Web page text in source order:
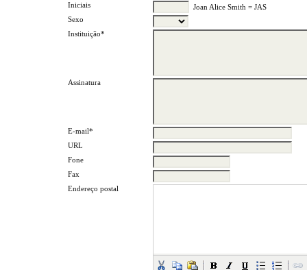
Iniciais
Joan Alice Smith = JAS
Sexo
Instituição*
Assinatura
E-mail*
URL
Fone
Fax
Endereço postal